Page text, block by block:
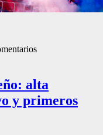
alta
y primeros